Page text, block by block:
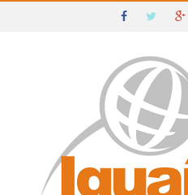
IGUAÍ E SUDOESTE DA